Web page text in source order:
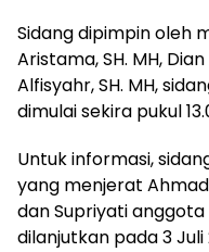
Sidang dipimpin oleh
Aristama, SH. MH,
Alfisyahr, SH. MH,
dimulai sekira pukul
Untuk informasi,
yang menjerat Ahmad
dan Supriyati anggota
dilanjutkan pada 3